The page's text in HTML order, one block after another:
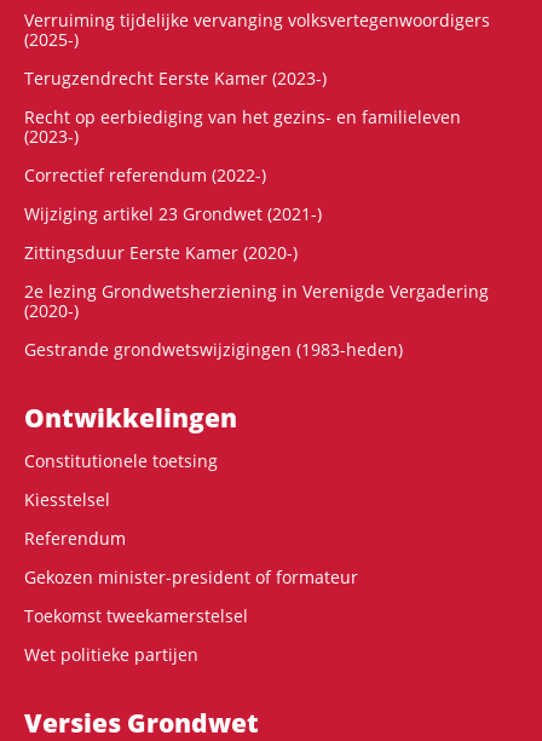
Verruiming tijdelijke vervanging volksvertegenwoordigers
(2025-)
Terugzendrecht Eerste Kamer (2023-)
Recht op eerbiediging van het gezins- en familieleven
(2023-)
Correctief referendum (2022-)
Wijziging artikel 23 Grondwet (2021-)
Zittingsduur Eerste Kamer (2020-)
2e lezing Grondwetsherziening in Verenigde Vergadering
(2020-)
Gestrande grondwetswijzigingen (1983-heden)
Ontwikke­lingen
Constitutionele toetsing
Kiesstelsel
Referendum
Gekozen minister-president of formateur
Toekomst tweekamerstelsel
Wet politieke partijen
Versies Grondwet